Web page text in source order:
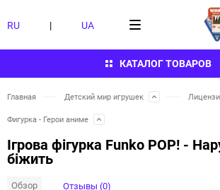
КАТАЛОГ ТОВАРОВ
RU | UA
Главная Детский мир игрушек
Фигурка - Герои аниме
Ігрова фігурка Funko POP! -
біжить
Обзор Отзывы (0)